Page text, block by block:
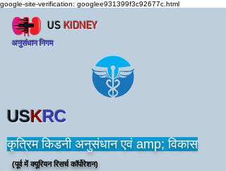
google-site-verification: googlee931399f3c92677c.html
US KIDNEY
अनुसंधान निगम
(पूर्व में क्यूरियन रिसर्च कॉर्पोरेशन)
USKRC
कृत्रिम किडनी अनुसंधान एवं amp; विकास